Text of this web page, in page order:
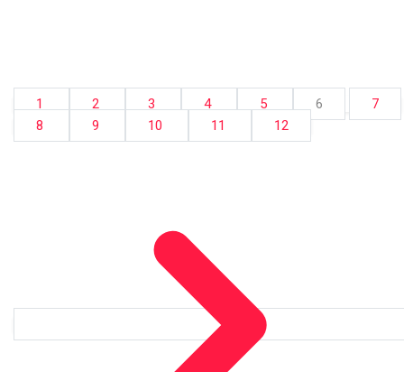
1 2 3 4 5 6
7
8
9 10 11 12